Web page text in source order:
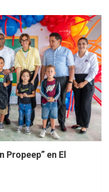
Propeep” en El